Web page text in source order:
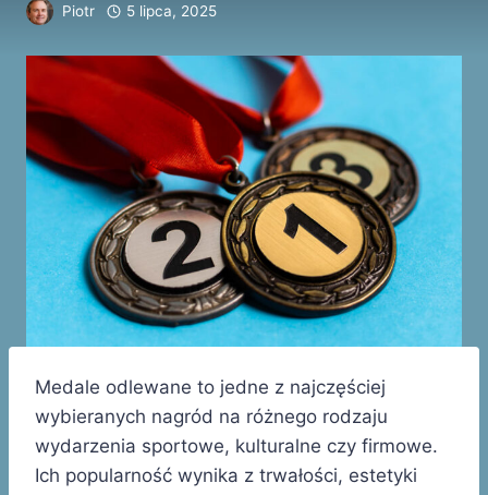
Piotr 5 lipca, 2025
Medale odlewane to jedne z najczęściej
wybieranych nagród na różnego rodzaju
wydarzenia sportowe, kulturalne czy firmowe.
Ich popularność wynika z trwałości, estetyki